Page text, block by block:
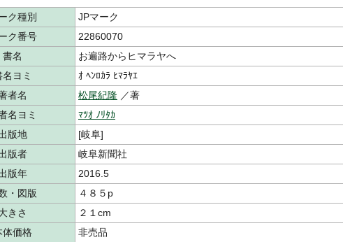
ク種別
JPマーク
ク番号
22860070
書名
お遍路からヒマラヤへ
名ヨミ
ｵ ﾍﾝﾛｶﾗ ﾋﾏﾗﾔｴ
者名
松尾紀隆 ／著
名ヨミ
ﾏﾂｵ ﾉﾘﾀｶ
版地
[岐阜]
版者
岐阜新聞社
版年
2016.5
・図版
４８５p
きさ
２１cm
体価格
非売品